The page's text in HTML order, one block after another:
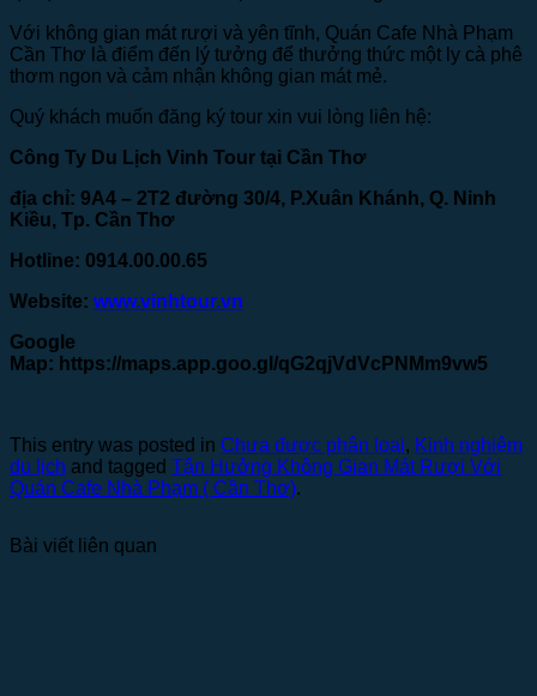
Với không gian mát rượi và yên tĩnh, Quán Cafe Nhà Phạm
Cần Thơ là điểm đến lý tưởng để thưởng thức một ly cà phê
thơm ngon và cảm nhận không gian mát mẻ.
Quý khách muốn đăng ký tour xin vui lòng liên hệ:
Công Ty Du Lịch Vinh Tour tại Cần Thơ
địa chỉ: 9A4 – 2T2 đường 30/4, P.Xuân Khánh, Q. Ninh
Kiều, Tp. Cần Thơ
Hotline: 0914.00.00.65
Website: www.vinhtour.vn
Google
Map: https://maps.app.goo.gl/qG2qjVdVcPNMm9vw5
This entry was posted in Chưa được phân loại, Kinh nghiệm
du lịch and tagged Tận Hưởng Không Gian Mát Rượi Với
Quán Cafe Nhà Phạm ( Cần Thơ).
Bài viết liên quan